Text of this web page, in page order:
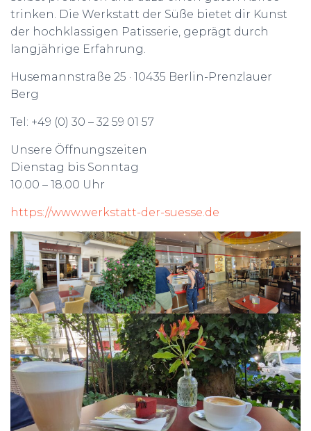
trinken. Die Werkstatt der Süße bietet dir Kunst
der hochklassigen Patisserie, geprägt durch
langjährige Erfahrung.
Husemannstraße 25 · 10435 Berlin-Prenzlauer
Berg
Tel: +49 (0) 30 – 32 59 01 57
Unsere Öffnungszeiten
Dienstag bis Sonntag
10.00 – 18.00 Uhr
https://www.werkstatt-der-suesse.de